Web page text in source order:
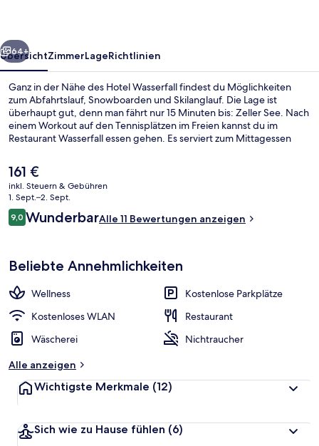
Weiter
64+
ÜbersichtZimmerLageRichtlinien
Ganz in der Nähe des Hotel Wasserfall findest du Möglichkeiten
zum Abfahrtslauf, Snowboarden und Skilanglauf. Die Lage ist
überhaupt gut, denn man fährt nur 15 Minuten bis: Zeller See. Nach
einem Workout auf den Tennisplätzen im Freien kannst du im
Restaurant Wasserfall essen gehen. Es serviert zum Mittagessen
Terrasse und ein Garten. Ebenfalls vorhanden sind Skipässe, ein
Skiraum und Skiunterricht.
Der
aktuelle
Preis
beträgt
161 €.
161 €
inkl. Steuern & Gebühren
1. Sept.–2. Sept.
Bewertungen
9,09,0 von 10.
WunderbarAlle 11 Bewertungen anzeigen
Beliebte Annehmlichkeiten
Wellness
Kostenlose Parkplätze
Kostenloses WLAN
Restaurant
Wäscherei
Nichtraucher
Alle anzeigen
Wichtigste Merkmale (12)
Sich wie zu Hause fühlen (6)